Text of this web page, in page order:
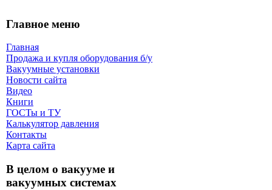
Главное меню
Главная
Продажа и купля оборудования б/y
Вакуумные установки
Новости сайта
Видео
Книги
ГОСТы и ТУ
Калькулятор давления
Контакты
Карта сaйта
В целом о вакууме и
вакуумных системах